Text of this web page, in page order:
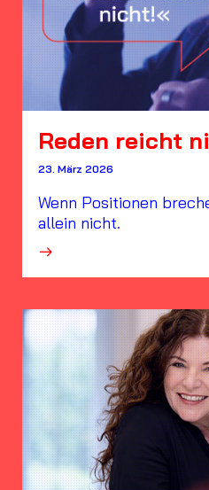
Reden reicht
23. März 2026
Wenn Positionen
allein nicht.